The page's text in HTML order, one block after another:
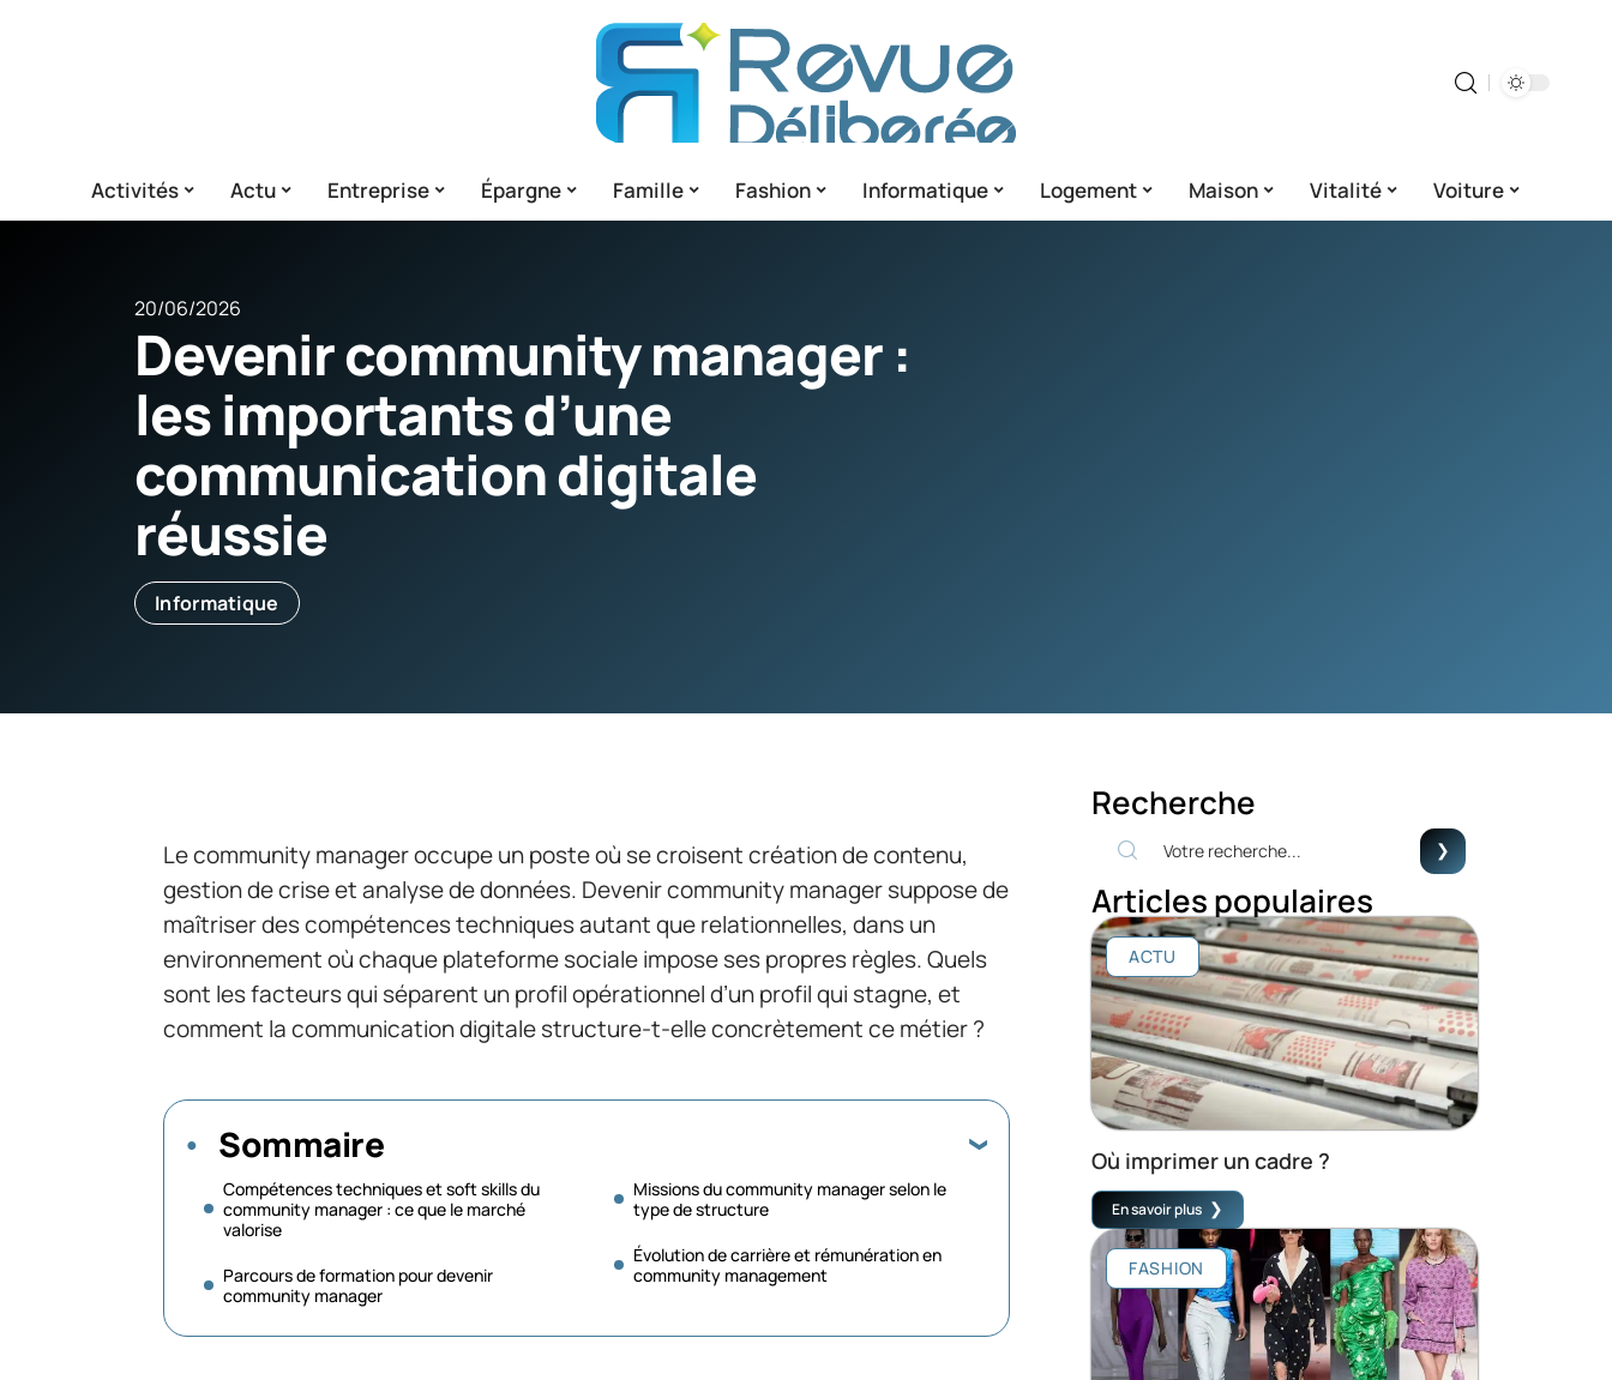
Activités Actu Entreprise Épargne Famille Fashion Informatique Logement Maison Vitalité Voiture
20/06/2026
Devenir community manager :
les importants d’une
communication digitale
réussie
Informatique
Le community manager occupe un poste où se croisent création de contenu,
gestion de crise et analyse de données. Devenir community manager suppose de
maîtriser des compétences techniques autant que relationnelles, dans un
environnement où chaque plateforme sociale impose ses propres règles. Quels
sont les facteurs qui séparent un profil opérationnel d’un profil qui stagne, et
comment la communication digitale structure-t-elle concrètement ce métier ?
Sommaire
Compétences techniques et soft skills du
community manager : ce que le marché
valorise
Parcours de formation pour devenir
community manager
Missions du community manager selon le
type de structure
Évolution de carrière et rémunération en
community management
Recherche
Articles populaires
ACTU
Où imprimer un cadre ?
En savoir plus
FASHION